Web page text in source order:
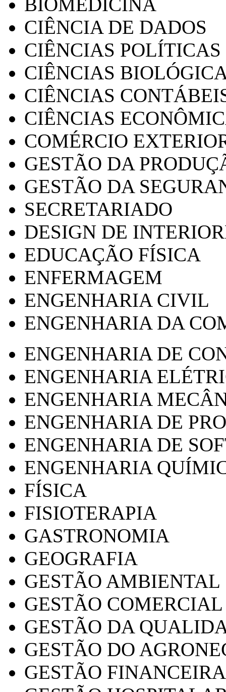
CIÊNCIA DE DADOS
CIÊNCIAS POLÍTICAS
CIÊNCIAS
CIÊNCIAS
CIÊNCIAS
COMÉRCIO
GESTÃO DA
GESTÃO DA
SECRETARIADO
DESIGN DE
EDUCAÇÃO FÍSICA
ENFERMAGEM
ENGENHARIA CIVIL
ENGENHARIA DA
ENGENHARIA DE
ENGENHARIA
ENGENHARIA
ENGENHARIA DE
ENGENHARIA DE
ENGENHARIA
FÍSICA
FISIOTERAPIA
GASTRONOMIA
GEOGRAFIA
GESTÃO AMBIENTAL
GESTÃO COMERCIAL
GESTÃO DA
GESTÃO DO
GESTÃO FINANCEIRA